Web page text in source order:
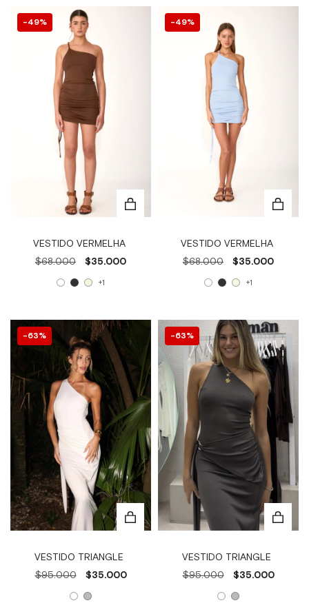
49%
VESTIDO VERMELHA
$68.000
$35.000
+1
49%
VESTIDO VERMELHA
$68.000
$35.000
+1
63%
VESTIDO TRIANGLE
$95.000
$35.000
63%
VESTIDO TRIANGLE
$95.000
$35.000